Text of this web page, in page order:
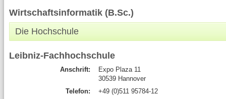
Wirtschaftsinformatik (B.Sc.)
Die Hochschule
Leibniz-Fachhochschule
Anschrift:
Expo Plaza 11
30539 Hannover
Telefon:
+49 (0)511 95784-12